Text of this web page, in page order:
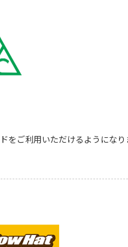
をご利用いただけるようになり